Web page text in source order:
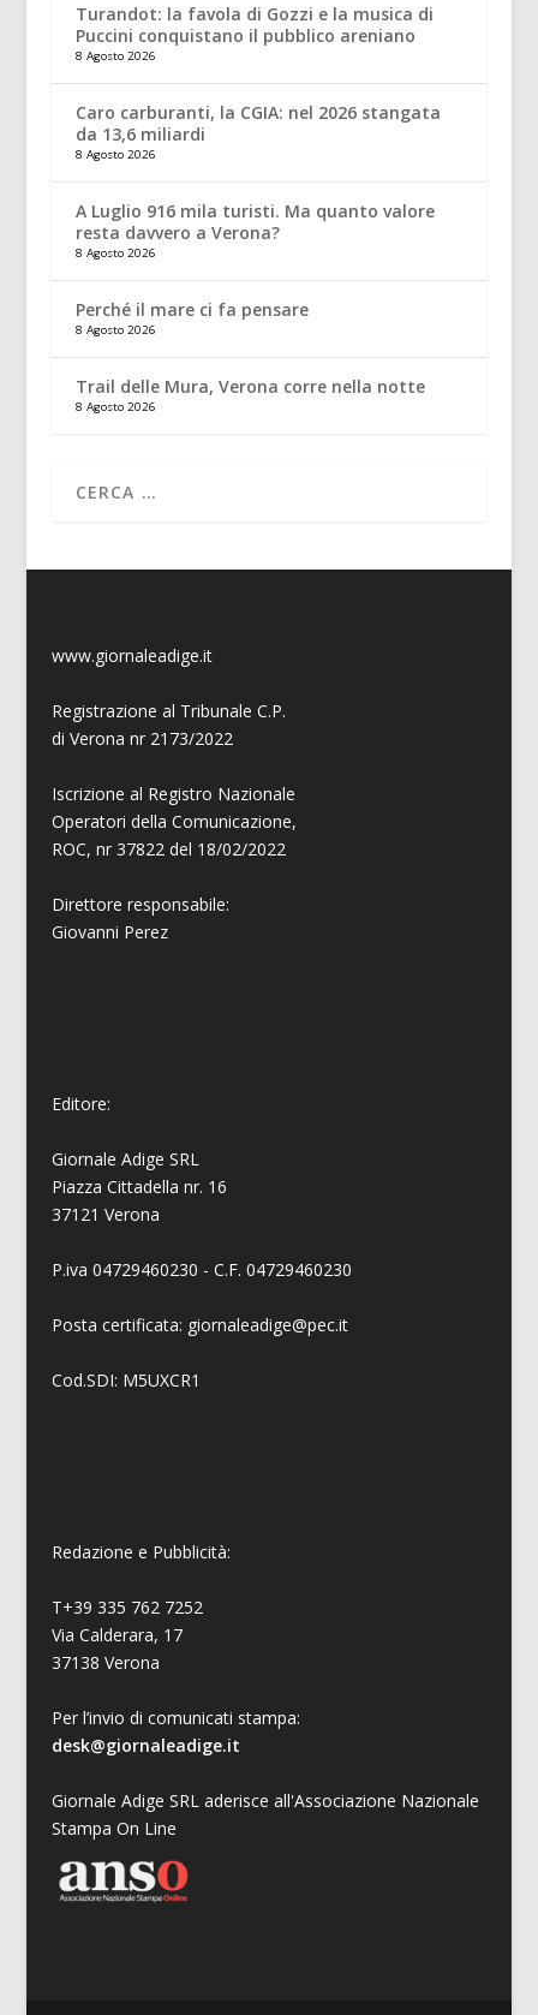
Turandot: la favola di Gozzi e la musica di
Puccini conquistano il pubblico areniano
8 Agosto 2026
Caro carburanti, la CGIA: nel 2026 stangata
da 13,6 miliardi
8 Agosto 2026
A Luglio 916 mila turisti. Ma quanto valore
resta davvero a Verona?
8 Agosto 2026
Perché il mare ci fa pensare
8 Agosto 2026
Trail delle Mura, Verona corre nella notte
8 Agosto 2026
www.giornaleadige.it
Registrazione al Tribunale C.P.
di Verona nr 2173/2022
Iscrizione al Registro Nazionale
Operatori della Comunicazione,
ROC, nr 37822 del 18/02/2022
Direttore responsabile:
Giovanni Perez
Editore:
Giornale Adige SRL
Piazza Cittadella nr. 16
37121 Verona
P.iva 04729460230 - C.F. 04729460230
Posta certificata: giornaleadige@pec.it
Cod.SDI: M5UXCR1
Redazione e Pubblicità:
T+39 335 762 7252
Via Calderara, 17
37138 Verona
Per l’invio di comunicati stampa:
desk@giornaleadige.it
Giornale Adige SRL aderisce all'Associazione Nazionale
Stampa On Line